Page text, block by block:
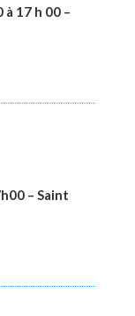
17 h 00 –
– Saint